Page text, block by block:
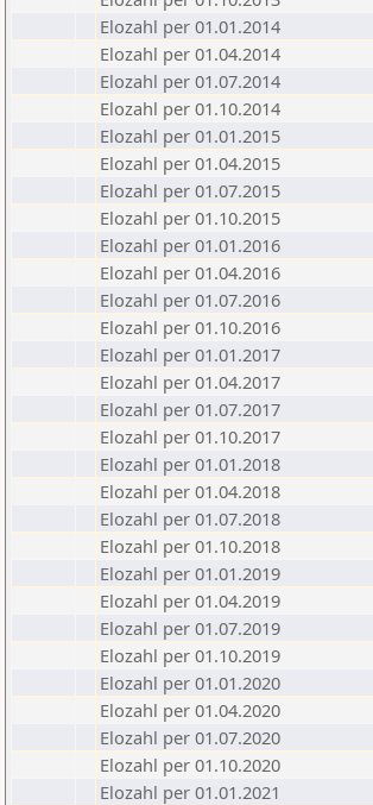
Elozahl per 01.01.2014
Elozahl per 01.04.2014
Elozahl per 01.07.2014
Elozahl per 01.10.2014
Elozahl per 01.01.2015
Elozahl per 01.04.2015
Elozahl per 01.07.2015
Elozahl per 01.10.2015
Elozahl per 01.01.2016
Elozahl per 01.04.2016
Elozahl per 01.07.2016
Elozahl per 01.10.2016
Elozahl per 01.01.2017
Elozahl per 01.04.2017
Elozahl per 01.07.2017
Elozahl per 01.10.2017
Elozahl per 01.01.2018
Elozahl per 01.04.2018
Elozahl per 01.07.2018
Elozahl per 01.10.2018
Elozahl per 01.01.2019
Elozahl per 01.04.2019
Elozahl per 01.07.2019
Elozahl per 01.10.2019
Elozahl per 01.01.2020
Elozahl per 01.04.2020
Elozahl per 01.07.2020
Elozahl per 01.10.2020
Elozahl per 01.01.2021